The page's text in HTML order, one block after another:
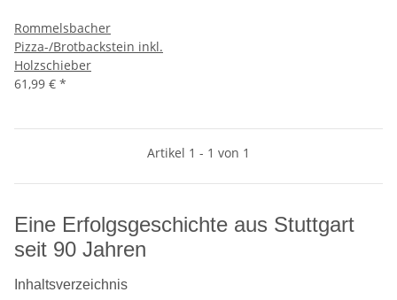
Rommelsbacher
Pizza-/Brotbackstein inkl.
Holzschieber
61,99 € *
Artikel 1 - 1 von 1
Eine Erfolgsgeschichte aus Stuttgart
seit 90 Jahren
Inhaltsverzeichnis